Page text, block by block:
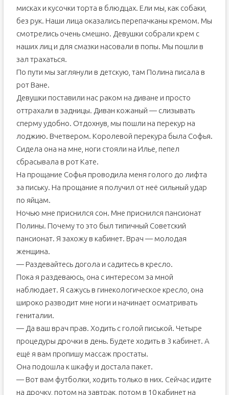
мисках и кусочки торта в блюдцах. Ели мы, как собаки,
без рук. Наши лица оказались перепачканы кремом. Мы
смотрелись очень смешно. Девушки собрали крем с
наших лиц и для смазки насовали в попы. Мы пошли в
зал трахаться.
По пути мы заглянули в детскую, там Полина писала в
рот Ване.
Девушки поставили нас раком на диване и просто
оттрахали в задницы. Диван кожаный — слизывать
сперму удобно. Отдохнув, мы пошли на перекур на
лоджию. Вчетвером. Королевой перекура была Софья.
Сидела она на мне, ноги стояли на Илье, пепел
сбрасывала в рот Кате.
На прощание Софья проводила меня голого до лифта
за письку. На прощание я получил от неё сильный удар
по яйцам.
Ночью мне приснился сон. Мне приснился пансионат
Полины. Почему то это был типичный Советский
пансионат. Я захожу в кабинет. Врач — молодая
женщина.
— Раздевайтесь догола и садитесь в кресло.
Пока я раздеваюсь, она с интересом за мной
наблюдает. Я сажусь в гинекологическое кресло, она
широко разводит мне ноги и начинает осматривать
гениталии.
— Да ваш врач прав. Ходить с голой писькой. Четыре
процедуры дрочки в день. Будете ходить в 3 кабинет. А
ещё я вам пропишу массаж простаты.
Она подошла к шкафу и достала пакет.
— Вот вам футболки, ходить только в них. Сейчас идите
на дрочку, потом на завтрак, потом в 10 кабинет на